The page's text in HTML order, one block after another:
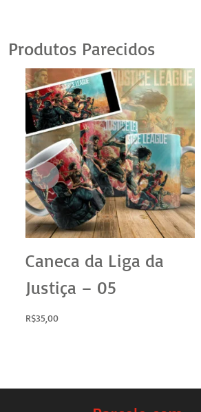
Produtos Parecidos
Caneca da Liga da
Justiça – 05
R$35,00